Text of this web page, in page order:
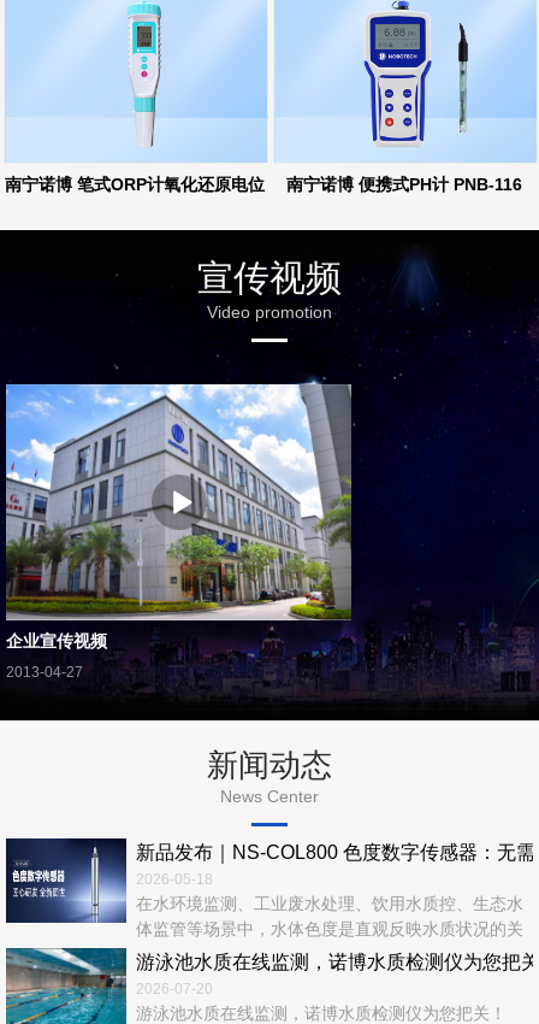
南宁诺博 笔式ORP计氧化还原电位 南宁诺博 便携式PH计 PNB-116
宣传视频
Video promotion
企业宣传视频
2013-04-27
新闻动态
News Center
新品发布｜NS‑COL800 色度数字传感器：无
2026-05-18
在水环境监测、工业废水处理、饮用水质控、生态水
体监管等场景中，水体色度是直观反映水质状况的关
键指标。传统色度检测依赖实验室化学法，流程繁
琐、耗时长、易产生二次污染，难以满足实时、在
线、连续、无人值守的现代监测需求。 诺博仪器全
游泳池水质在线监测，诺博水质检测仪为您把
2026-07-20
游泳池水质在线监测，诺博水质检测仪为您把关！